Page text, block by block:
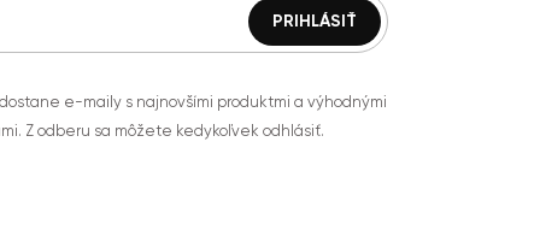
e-maily s najnovšími produktmi a výhodnými
Z odberu sa môžete kedykoľvek odhlásiť.